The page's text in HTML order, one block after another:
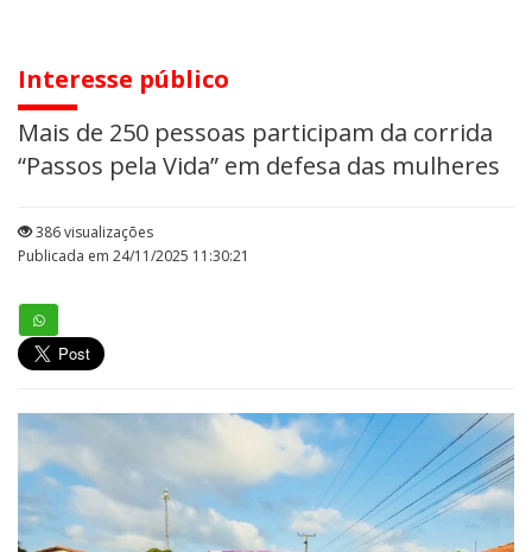
Interesse público
Mais de 250 pessoas participam da corrida
“Passos pela Vida” em defesa das mulheres
386 visualizações
Publicada em 24/11/2025 11:30:21